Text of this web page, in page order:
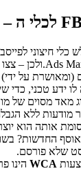
על
ידע טכני, כדי
אותה הוא
החדשות?
שלא פורסם.
WCA הינו